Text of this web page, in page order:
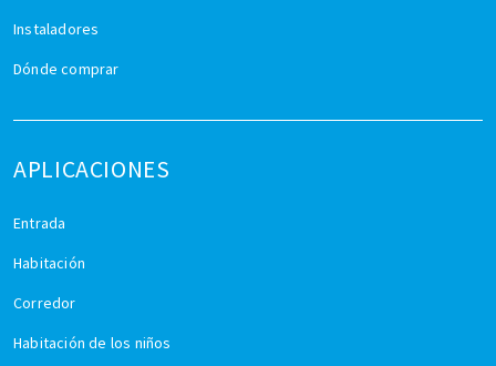
Instaladores
Dónde comprar
APLICACIONES
Entrada
Habitación
Corredor
Habitación de los niños